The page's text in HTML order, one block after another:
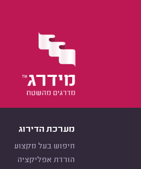
מערכת הדירוג
חיפוש בעל מקצוע
הורדת אפליקציה